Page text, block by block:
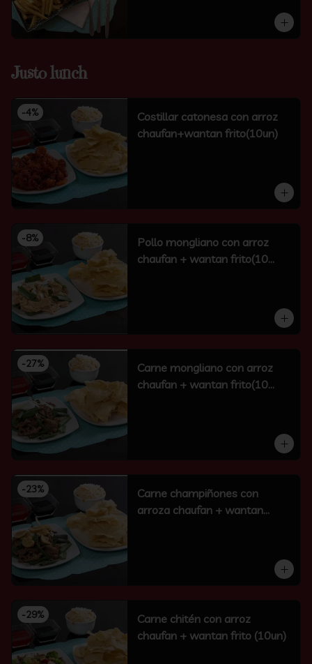
Justo lunch
-4%
Costillar catonesa con arroz
chaufan+wantan frito(10un)
-8%
Pollo mongliano con arroz
chaufan + wantan frito(10
-27%
Carne mongliano con arroz
chaufan + wantan frito(10
-23%
Carne champiñones con
arroza chaufan + wantan
-29%
Carne chitén con arroz
chaufan + wantan frito (10un)